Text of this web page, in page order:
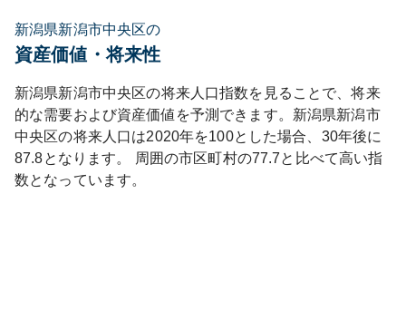
新潟県新潟市中央区の
資産価値・将来性
新潟県新潟市中央区の将来人口指数を見ることで、将来
的な需要および資産価値を予測できます。 新潟県新潟市
中央区の将来人口は2020年を100とした場合、30年後に
87.8となります。 周囲の市区町村の77.7と比べて高い指
数となっています。